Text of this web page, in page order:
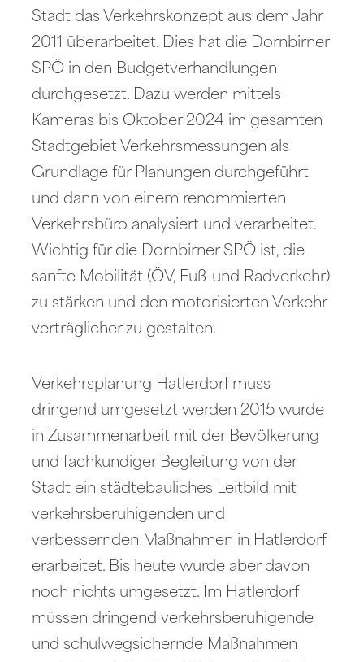
Stadt das Verkehrskonzept aus dem Jahr
2011 überarbeitet. Dies hat die Dornbirner
SPÖ in den Budgetverhandlungen
durchgesetzt. Dazu werden mittels
Kameras bis Oktober 2024 im gesamten
Stadtgebiet Verkehrsmessungen als
Grundlage für Planungen durchgeführt
und dann von einem renommierten
Verkehrsbüro analysiert und verarbeitet.
Wichtig für die Dornbirner SPÖ ist, die
sanfte Mobilität (ÖV, Fuß-und Radverkehr)
zu stärken und den motorisierten Verkehr
verträglicher zu gestalten.
Verkehrsplanung Hatlerdorf muss
dringend umgesetzt werden 2015 wurde
in Zusammenarbeit mit der Bevölkerung
und fachkundiger Begleitung von der
Stadt ein städtebauliches Leitbild mit
verkehrsberuhigenden und
verbessernden Maßnahmen in Hatlerdorf
erarbeitet. Bis heute wurde aber davon
noch nichts umgesetzt. Im Hatlerdorf
müssen dringend verkehrsberuhigende
und schulwegsichernde Maßnahmen